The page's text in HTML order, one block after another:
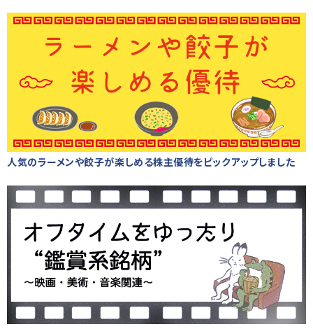
人気のラーメンや餃子が楽しめる株主優待をピックアップしました